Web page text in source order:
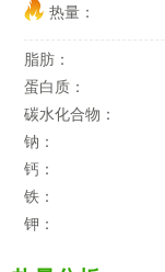
热量：
脂肪：
蛋白质：
碳水化合物：
钠：
钙：
铁：
钾：